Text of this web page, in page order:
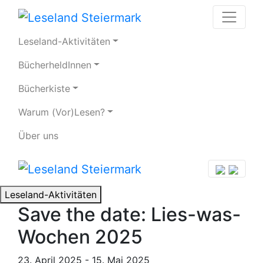
Leseland-Aktivitäten
BücherheldInnen
Bücherkiste
Warum (Vor)Lesen?
Über uns
Leseland-Aktivitäten
Save the date: Lies-was-
Wochen 2025
23. April 2025 - 15. Mai 2025